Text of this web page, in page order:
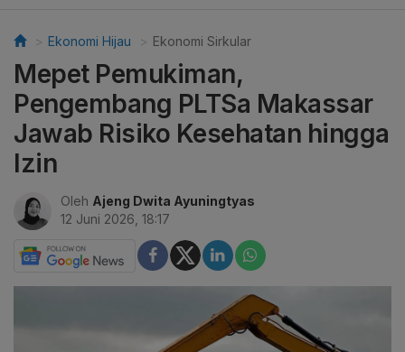
Ekonomi Hijau Ekonomi Sirkular
Mepet Pemukiman,
Pengembang PLTSa Makassar
Jawab Risiko Kesehatan hingga
Izin
Oleh Ajeng Dwita Ayuningtyas
12 Juni 2026, 18:17